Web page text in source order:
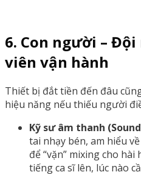
6. Con người –
viên vận hành
Thiết bị đắt tiền đến đâu
hiệu năng nếu thiếu người
Kỹ sư âm thanh
tai nhạy bén, am hiểu
để “vặn” mixing cho
tiếng ca sĩ lên, lúc nào